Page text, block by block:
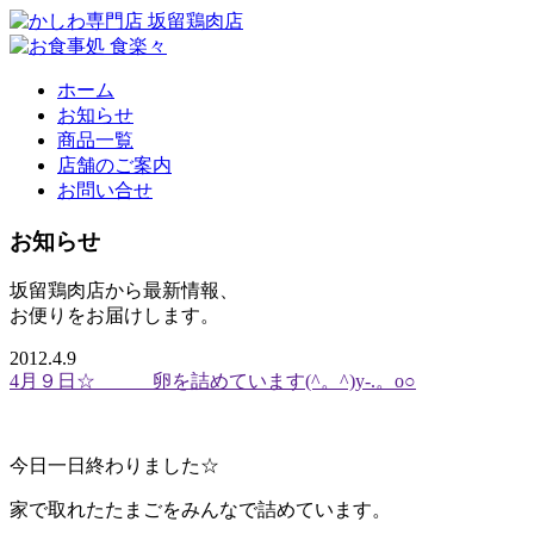
ホーム
お知らせ
商品一覧
店舗のご案内
お問い合せ
お知らせ
坂留鶏肉店から最新情報、
お便りをお届けします。
2012.4.9
4月９日☆ 卵を詰めています(^。^)y-.。o○
今日一日終わりました☆
家で取れたたまごをみんなで詰めています。